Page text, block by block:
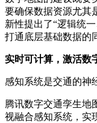
要确保数据资源尤其
新性提出了“逻辑统
打通底层基础数据的
实时可计算，激活数
感知系统是交通的神
腾讯数字交通孪生地
视融合感知系统，实